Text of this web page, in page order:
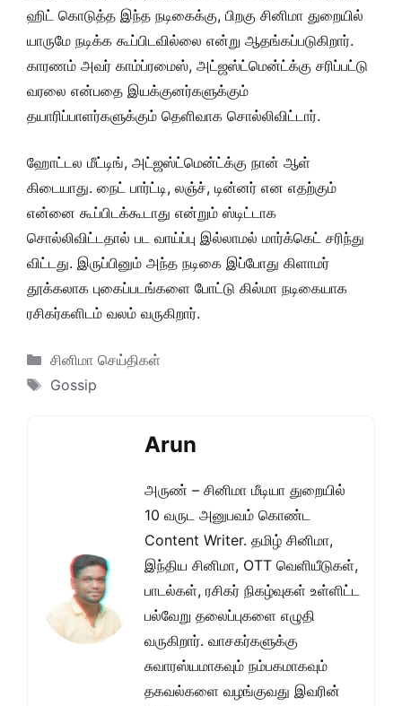
ஹிட் கொடுத்த இந்த நடிகைக்கு, பிறகு சினிமா துறையில்
யாருமே நடிக்க கூப்பிடவில்லை என்று ஆதங்கப்படுகிறார்.
காரணம் அவர் காம்ப்ரமைஸ், அட்ஜஸ்ட்மென்ட்க்கு சரிப்பட்டு
வரலை என்பதை இயக்குனர்களுக்கும்
தயாரிப்பாளர்களுக்கும் தெளிவாக சொல்லிவிட்டார்.
ஹோட்டல மீட்டிங், அட்ஜஸ்ட்மென்ட்க்கு நான் ஆள்
கிடையாது. நைட் பார்ட்டி, லஞ்ச், டின்னர் என எதற்கும்
என்னை கூப்பிடக்கூடாது என்றும் ஸ்டிட்டாக
சொல்லிவிட்டதால் பட வாய்ப்பு இல்லாமல் மார்க்கெட் சரிந்து
விட்டது. இருப்பினும் அந்த நடிகை இப்போது கிளாமர்
தூக்கலாக புகைப்படங்களை போட்டு கில்மா நடிகையாக
ரசிகர்களிடம் வலம் வருகிறார்.
Categories
சினிமா செய்திகள்
Tags
Gossip
Arun
அருண் – சினிமா மீடியா துறையில்
10 வருட அனுபவம் கொண்ட
Content Writer. தமிழ் சினிமா,
இந்திய சினிமா, OTT வெளியீடுகள்,
பாடல்கள், ரசிகர் நிகழ்வுகள் உள்ளிட்ட
பல்வேறு தலைப்புகளை எழுதி
வருகிறார். வாசகர்களுக்கு
சுவாரஸ்யமாகவும் நம்பகமாகவும்
தகவல்களை வழங்குவது இவரின்